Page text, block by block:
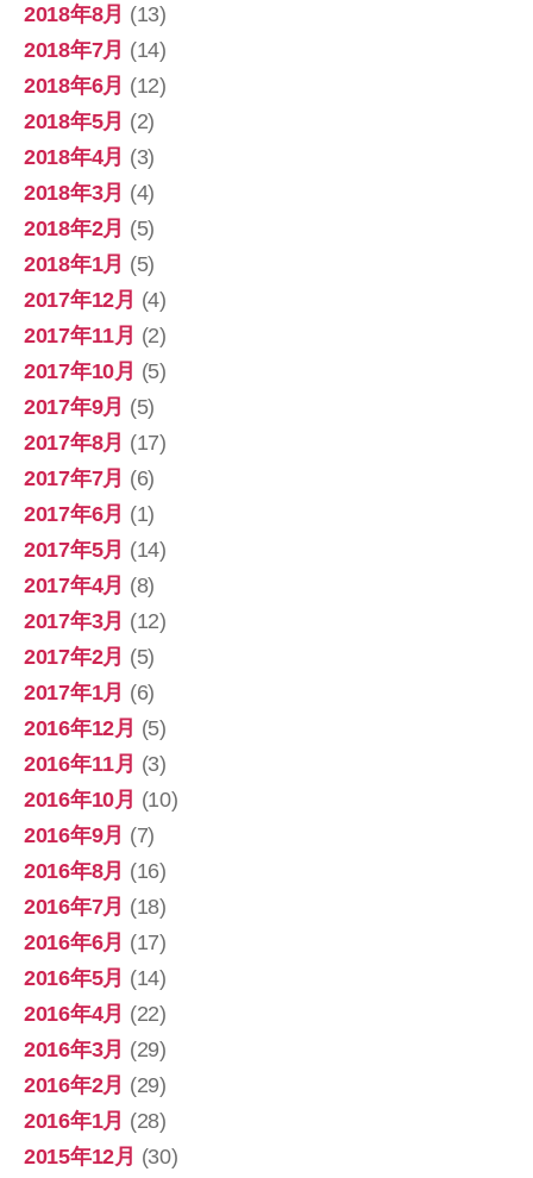
2018年8月 (13)
2018年7月 (14)
2018年6月 (12)
2018年5月 (2)
2018年4月 (3)
2018年3月 (4)
2018年2月 (5)
2018年1月 (5)
2017年12月 (4)
2017年11月 (2)
2017年10月 (5)
2017年9月 (5)
2017年8月 (17)
2017年7月 (6)
2017年6月 (1)
2017年5月 (14)
2017年4月 (8)
2017年3月 (12)
2017年2月 (5)
2017年1月 (6)
2016年12月 (5)
2016年11月 (3)
2016年10月 (10)
2016年9月 (7)
2016年8月 (16)
2016年7月 (18)
2016年6月 (17)
2016年5月 (14)
2016年4月 (22)
2016年3月 (29)
2016年2月 (29)
2016年1月 (28)
2015年12月 (30)